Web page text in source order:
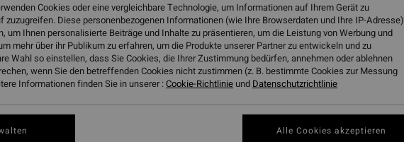
BRANDNEU
Cookies oder eine vergleichbare Technologie, um Informationen auf Ihrem Gerät zu
zuzugreifen. Diese personenbezogenen Informationen (wie Ihre Browserdaten und Ihre IP-Adresse)
um Ihnen personalisierte Beiträge und Inhalte zu präsentieren, um die Leistung von Werbung und
mehr über ihr Publikum zu erfahren, um die Produkte unserer Partner zu entwickeln und zu
Wahl so einstellen, dass Sie Cookies, die Ihrer Zustimmung bedürfen, annehmen oder ablehnen
wenn Sie den betreffenden Cookies nicht zustimmen (z. B. bestimmte Cookies zur Messung
Informationen finden Sie in unserer :Cookie-Richtlinie und Datenschutzrichtlinie
Alle Cookies akzeptieren